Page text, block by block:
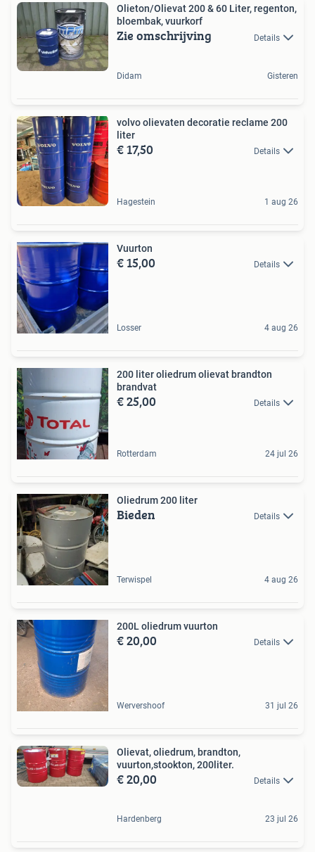
Olieton/Olievat 200 & 60 Liter, regenton,
bloembak, vuurkorf
Zie omschrijving Details
Didam Gisteren
volvo olievaten decoratie reclame 200
liter
€ 17,50 Details
Hagestein 1 aug 26
Vuurton
€ 15,00 Details
Losser 4 aug 26
200 liter oliedrum olievat brandton
brandvat
€ 25,00 Details
Rotterdam 24 jul 26
Oliedrum 200 liter
Bieden Details
Terwispel 4 aug 26
200L oliedrum vuurton
€ 20,00 Details
Wervershoof 31 jul 26
Olievat, oliedrum, brandton,
vuurton,stookton, 200liter.
€ 20,00 Details
Hardenberg 23 jul 26